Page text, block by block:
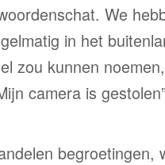
We
in het
zou kunnen
camera is
begroetingen,